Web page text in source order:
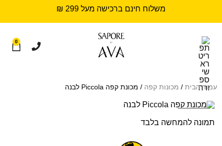
משלוח חינם ברכישה מעל 299 ₪
0
עמוד הבית / מכונות קפה / מכונת קפה Piccola לבנה
תמונה להמחשה בלבד